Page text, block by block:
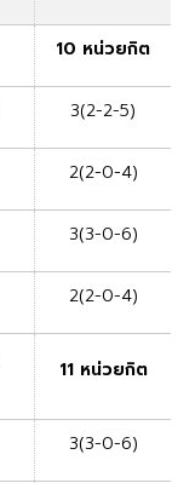
10 หน่วยกิต
3(2-2-5)
2(2-0-4)
3(3-0-6)
2(2-0-4)
11 หน่วยกิต
3(3-0-6)